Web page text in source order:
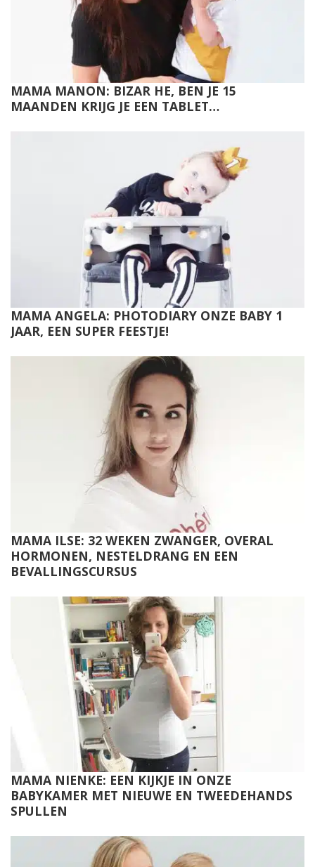
MAMA MANON: BIZAR HE, BEN JE 15
MAANDEN KRIJG JE EEN TABLET…
MAMA ANGELA: PHOTODIARY ONZE BABY 1
JAAR, EEN SUPER FEESTJE!
MAMA ILSE: 32 WEKEN ZWANGER, OVERAL
HORMONEN, NESTELDRANG EN EEN
BEVALLINGSCURSUS
MAMA NIENKE: EEN KIJKJE IN ONZE
BABYKAMER MET NIEUWE EN TWEEDEHANDS
SPULLEN